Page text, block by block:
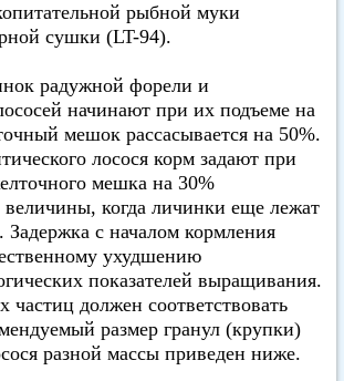
рыбной муки
сушки (LT-94).
радужной форели и
начинают при их подъеме на
мешок рассасывается на 50%.
лосося корм задают при
мешка на 30%
величины, когда личинки еще лежат
Задержка с началом кормления
ухудшению
показателей выращивания.
частиц должен соответствовать
размер гранул (крупки)
разной массы приведен ниже.